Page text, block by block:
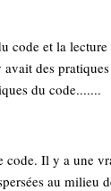
code et la lecture
des
du code.......
code. Il y a une
au milieu